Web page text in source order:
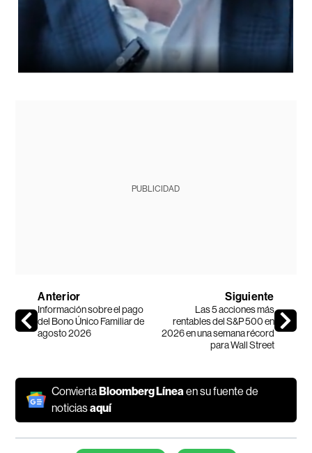
PUBLICIDAD
Anterior
Información sobre el pago
del Bono Único Familiar de
agosto 2026
Siguiente
Las 5 acciones más
rentables del S&P 500 en
2026 en una semana récord
para Wall Street
ConviertaBloomberg Línea en su fuente de
noticiasaquí